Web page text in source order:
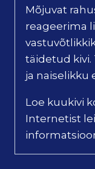
Mõjuvat
reageerima
täidetud kivi.
ja naiselikku
Loe kuukivi
Internetist